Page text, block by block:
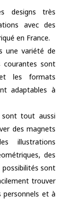
designs très
avec des
en France.
une variété de
courantes sont
les formats
adaptables à
sont tout aussi
des magnets
illustrations
des
possibilités sont
trouver
et à